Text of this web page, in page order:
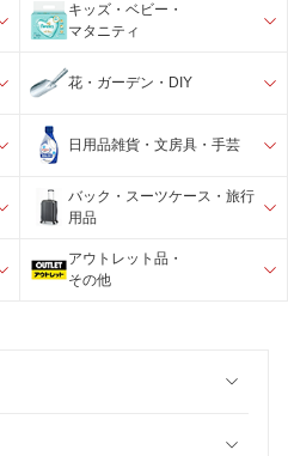
キッズ・ベビー・
マタニティ
花・ガーデン・DIY
日用品雑貨・文房具・手芸
バック・スーツケース・旅行
用品
アウトレット品・
その他